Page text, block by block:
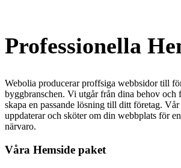
Professionella
Webolia producerar proffsiga webbsidor till
byggbranschen. Vi utgår från dina behov och
skapa en passande lösning till ditt företag.
uppdaterar och sköter om din webbplats för
närvaro.
Våra Hemside paket